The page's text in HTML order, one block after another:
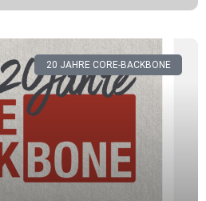
20 JAHRE CORE-BACKBONE